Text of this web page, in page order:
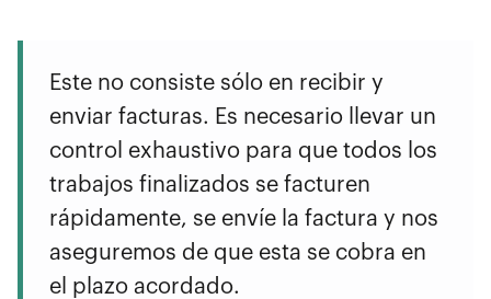
Este no consiste sólo en recibir y
enviar facturas. Es necesario llevar un
control exhaustivo para que todos los
trabajos finalizados se facturen
rápidamente, se envíe la factura y nos
aseguremos de que esta se cobra en
el plazo acordado.